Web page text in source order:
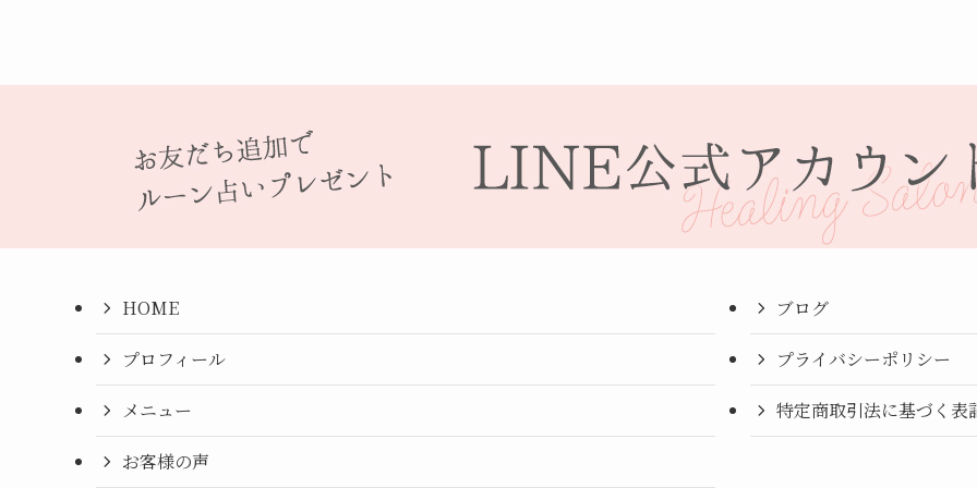
HOME
プロフィール
メニュー
お客様の声
ブログ
プライバシーポリシー
特定商取引法に基づく表